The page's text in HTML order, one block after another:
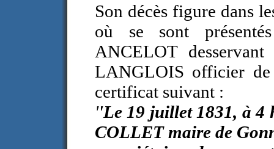
Son décès figure dans
où se sont
ANCELOT
LANGLOIS officier
certificat suivant :
''Le 19 juillet 1831, à 4
COLLET maire de